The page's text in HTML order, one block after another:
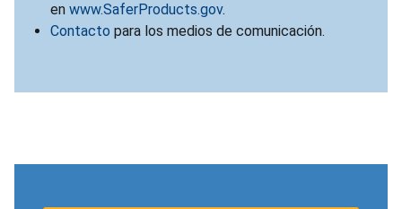
en www.SaferProducts.gov.
Contacto para los medios de comunicación.